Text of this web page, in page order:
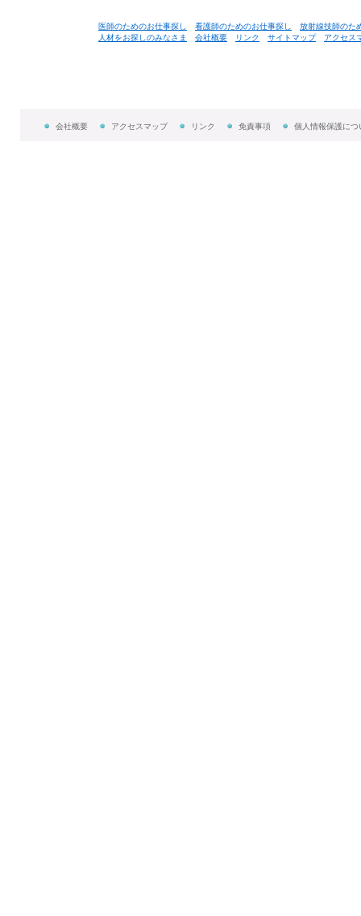
医師のためのお仕事探し 看護師のためのお仕事探し
放射線技師のた
人材をお探しのみなさま
会社概要 リンク サイトマップ アクセス
会社概要 アクセスマップ リンク 免責事項 個人情報保護につ